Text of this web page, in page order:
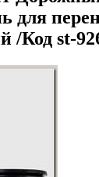
для
/Код st-